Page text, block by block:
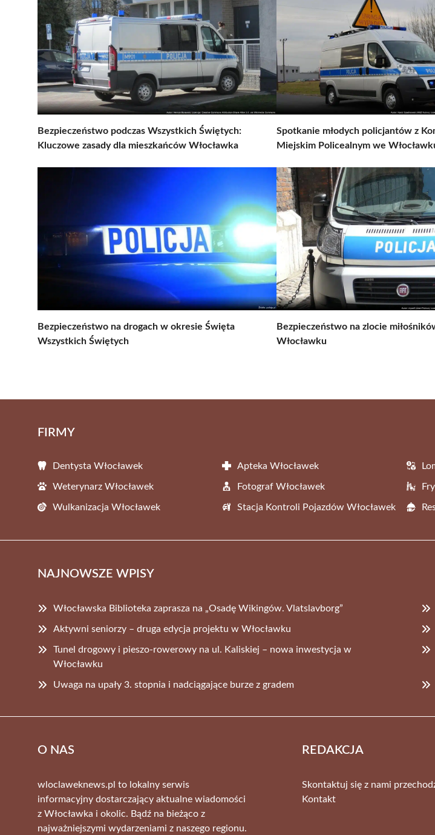
Bezpieczeństwo podczas Wszystkich Świętych:
Kluczowe zasady dla mieszkańców Włocławka
Spotkanie młodych policjantów z
Miejskim Policealnym we
Bezpieczeństwo na drogach w okresie Święta
Wszystkich Świętych
Bezpieczeństwo na zlocie
Włocławku
FIRMY
Dentysta Włocławek Apteka Włocławek
Weterynarz Włocławek Fotograf Włocławek
Wulkanizacja Włocławek Stacja Kontroli Pojazdów Włocławek
NAJNOWSZE WPISY
Włocławska Biblioteka zaprasza na „Osadę Wikingów. Vlatslavborg”
Aktywni seniorzy – druga edycja projektu w Włocławku
Tunel drogowy i pieszo-rowerowy na ul. Kaliskiej – nowa inwestycja w
Włocławku
Uwaga na upały 3. stopnia i nadciągające burze z gradem
O NAS
wloclaweknews.pl to lokalny serwis
informacyjny dostarczający aktualne wiadomości
z Włocławka i okolic. Bądź na bieżąco z
najważniejszymi wydarzeniami z naszego regionu.
REDAKCJA
Skontaktuj się z nami
Kontakt